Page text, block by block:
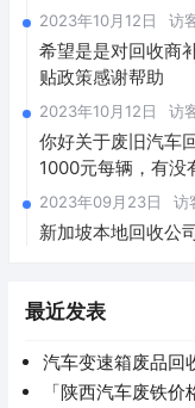
2023年10月12日 访
希望是是对回收商
贴政策感谢帮助
2023年10月12日 访
你好关于废旧汽车
1000元每辆，有没
2023年09月23日 访
新加坡本地回收公
最近发表
汽车变速箱废品回
「陕西汽车废铁